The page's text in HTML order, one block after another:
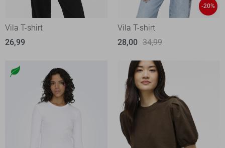
Vila T-shirt
26,99
-20%
Vila T-shirt
28,00 34,99